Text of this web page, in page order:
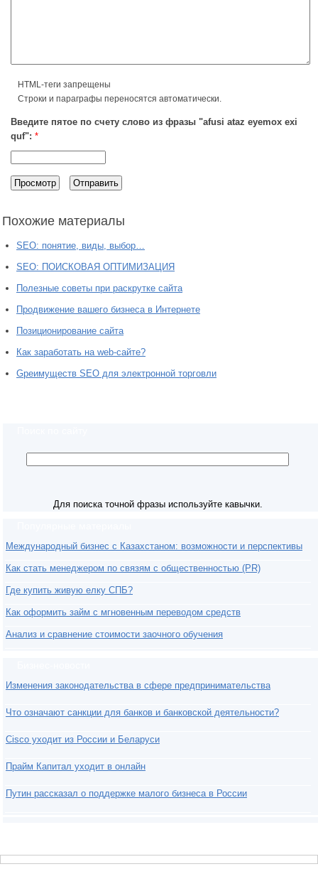
HTML-теги запрещены
Строки и параграфы переносятся автоматически.
Введите пятое по счету слово из фразы "afusi ataz eyemox exi
quf": *
Похожие материалы
SEO: понятие, виды, выбор…
SEO: ПОИСКОВАЯ ОПТИМИЗАЦИЯ
Полезные советы при раскрутке сайта
Продвижение вашего бизнеса в Интернете
Позиционирование сайта
Как заработать на web-сайте?
Gреимуществ SEO для электронной торговли
Для поиска точной фразы используйте кавычки.
Международный бизнес с Казахстаном: возможности и перспективы
Как стать менеджером по связям с общественностью (PR)
Где купить живую елку СПБ?
Как оформить займ с мгновенным переводом средств
Анализ и сравнение стоимости заочного обучения
Изменения законодательства в сфере предпринимательства
Что означают санкции для банков и банковской деятельности?
Cisco уходит из России и Беларуси
Прайм Капитал уходит в онлайн
Путин рассказал о поддержке малого бизнеса в России